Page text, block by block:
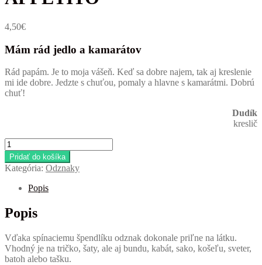
4,50€
Mám rád jedlo a kamarátov
Rád papám. Je to moja vášeň. Keď sa dobre najem, tak aj kreslenie
mi ide dobre. Jedzte s chuťou, pomaly a hlavne s kamarátmi. Dobrú
chuť!
Dudík
kreslič
množstvo
APPETÍTO
Pridať do košíka
Kategória: Odznaky
Popis
Popis
Vďaka spínaciemu špendlíku odznak dokonale priľne na látku.
Vhodný je na tričko, šaty, ale aj bundu, kabát, sako, košeľu, sveter,
batoh alebo tašku.